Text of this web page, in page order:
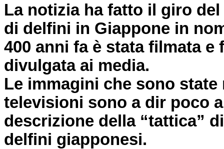
La notizia ha fatto il giro
di delfini in Giappone in
400 anni fa è stata filmata
divulgata ai media.
Le immagini che sono
televisioni sono a dir poco
descrizione della “tattica”
delfini giapponesi.